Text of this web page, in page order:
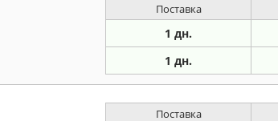
Поставка
1 дн.
1 дн.
Поставка